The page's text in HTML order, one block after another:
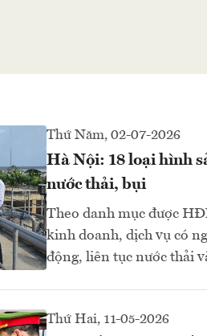
Thứ Năm, 02-07-2026
Hà Nội: 18 loại hình
nước thải, bụi
Theo danh mục được
kinh doanh, dịch vụ có
động, liên tục nước thải
Thứ Hai, 11-05-2026